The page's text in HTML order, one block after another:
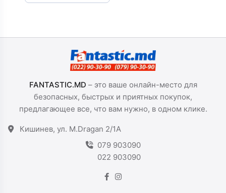
FANTASTIC.MD – это ваше онлайн-место для
безопасных, быстрых и приятных покупок,
предлагающее все, что вам нужно, в одном клике.
Кишинев, ул. M.Dragan 2/1A
079 903090
022 903090